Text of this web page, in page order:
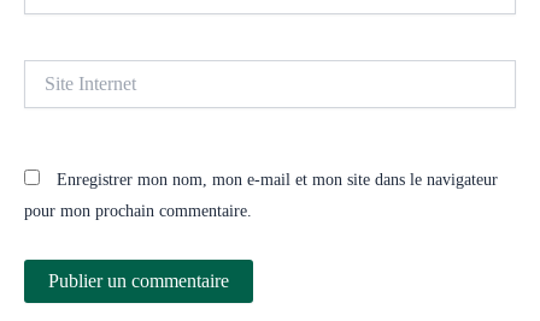
Internet
Enregistrer mon nom, mon e-mail et mon site dans le navigateur
pour mon prochain commentaire.